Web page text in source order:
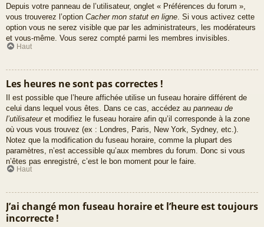
Depuis votre panneau de l’utilisateur, onglet « Préférences du forum »,
vous trouverez l’option Cacher mon statut en ligne. Si vous activez cette
option vous ne serez visible que par les administrateurs, les modérateurs
et vous-même. Vous serez compté parmi les membres invisibles.
Haut
Les heures ne sont pas correctes !
Il est possible que l’heure affichée utilise un fuseau horaire différent de
celui dans lequel vous êtes. Dans ce cas, accédez au panneau de
l’utilisateuret modifiez le fuseau horaire afin qu’il corresponde à la zone
où vous vous trouvez (ex : Londres, Paris, New York, Sydney, etc.).
Notez que la modification du fuseau horaire, comme la plupart des
paramètres, n’est accessible qu’aux membres du forum. Donc si vous
n’êtes pas enregistré, c’est le bon moment pour le faire.
Haut
J’ai changé mon fuseau horaire et l’heure est toujours
incorrecte !